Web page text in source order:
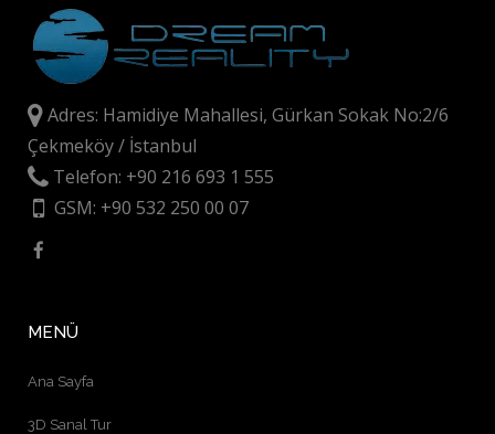
Adres: Hamidiye Mahallesi, Gürkan Sokak No:2/6
Çekmeköy / İstanbul
Telefon: +90 216 693 1 555
GSM: +90 532 250 00 07
MENÜ
Ana Sayfa
3D Sanal Tur